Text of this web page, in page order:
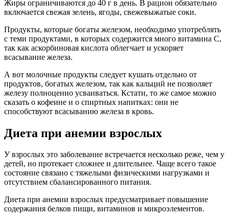
Жиры ограничиваются до 40 г в день. В рацион обязательно
включается свежая зелень, ягоды, свежевыжатые соки.
Продукты, которые богаты железом, необходимо употреблять
с теми продуктами, в которых содержится много витамина C,
так как аскорбиновая кислота облегчает и ускоряет
всасывание железа.
А вот молочные продукты следует кушать отдельно от
продуктов, богатых железом, так как кальций не позволяет
железу полноценно усваиваться. Кстати, то же самое можно
сказать о кофеине и о спиртных напитках: они не
способствуют всасыванию железа в кровь.
Диета при анемии взрослых
У взрослых это заболевание встречается несколько реже, чем у
детей, но протекает сложнее и длительнее. Чаще всего такое
состояние связано с тяжелыми физическими нагрузками и
отсутствием сбалансированного питания.
Диета при анемии взрослых предусматривает повышение
содержания белков пищи, витаминов и микроэлементов.